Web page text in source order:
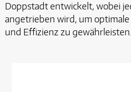
Doppstadt entwickelt, wobei
angetrieben wird, um
und Effizienz zu gewährleisten.